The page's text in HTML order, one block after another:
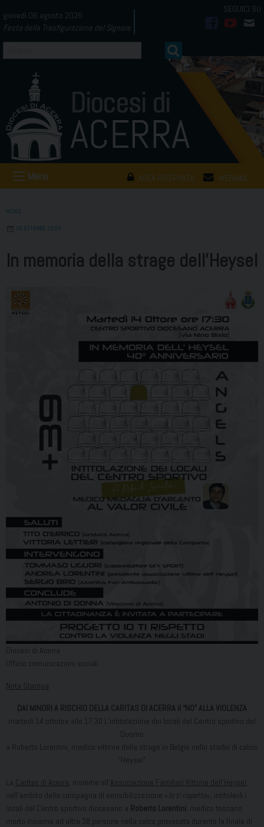
to
content
giovedì 06 agosto 2026
Festa della Trasfigurazione del Signore
AREA RISERVATA WEBMAIL
Menu
NEWS
10 OTTOBRE 2025
In memoria della strage dell’Heysel
Diocesi di Acerra
Ufficio comunicazioni sociali
Nota Stampa
DAI MINORI A RISCHIO DELLA CARITAS DI ACERRA il “NO” ALLA VIOLENZA
martedì 14 ottobre alle 17.30 L’intitolazione dei locali del Centro sportivo del
Duomo
a Roberto Lorentini, medico vittima della strage in Belgio nello stadio di calcio
“Heysel”
La Caritas di Acerra, insieme all’Associazione Familiari Vittime dell’Heysel,
nell’ambito della campagna di sensibilizzazione «
Io ti rispetto
», intitolerà i
locali del Centro sportivo diocesano a Roberto Lorentini, medico toscano
morto insieme ad altre 38 persone nella calca provocata durante la finale di